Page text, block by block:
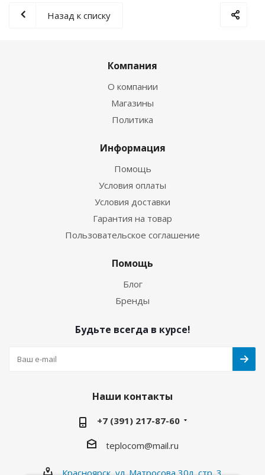
Назад к списку
Компания
О компании
Магазины
Политика
Информация
Помощь
Условия оплаты
Условия доставки
Гарантия на товар
Пользовательское соглашение
Помощь
Блог
Бренды
Будьте всегда в курсе!
Наши контакты
+7 (391) 217-87-60
teplocom@mail.ru